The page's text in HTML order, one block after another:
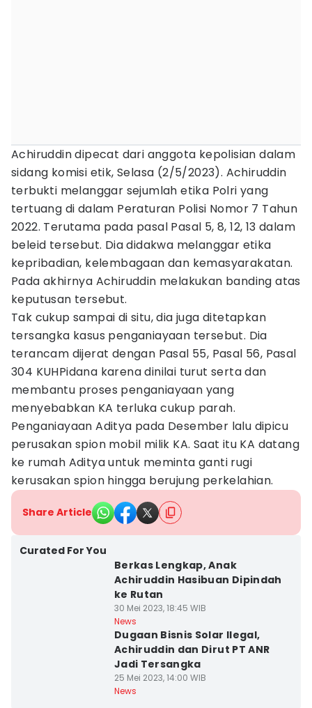
Achiruddin dipecat dari anggota kepolisian dalam
sidang komisi etik, Selasa (2/5/2023). Achiruddin
terbukti melanggar sejumlah etika Polri yang
tertuang di dalam Peraturan Polisi Nomor 7 Tahun
2022. Terutama pada pasal Pasal 5, 8, 12, 13 dalam
beleid tersebut. Dia didakwa melanggar etika
kepribadian, kelembagaan dan kemasyarakatan.
Pada akhirnya Achiruddin melakukan banding atas
keputusan tersebut.
Tak cukup sampai di situ, dia juga ditetapkan
tersangka kasus penganiayaan tersebut. Dia
terancam dijerat dengan Pasal 55, Pasal 56, Pasal
304 KUHPidana karena dinilai turut serta dan
membantu proses penganiayaan yang
menyebabkan KA terluka cukup parah.
Penganiayaan Aditya pada Desember lalu dipicu
perusakan spion mobil milik KA. Saat itu KA datang
ke rumah Aditya untuk meminta ganti rugi
kerusakan spion hingga berujung perkelahian.
Share Article
Curated For You
Berkas Lengkap, Anak
Achiruddin Hasibuan Dipindah
ke Rutan
30 Mei 2023, 18:45 WIB
News
Dugaan Bisnis Solar Ilegal,
Achiruddin dan Dirut PT ANR
Jadi Tersangka
25 Mei 2023, 14:00 WIB
News